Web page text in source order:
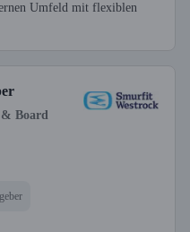
Umfeld mit flexiblen
& Board